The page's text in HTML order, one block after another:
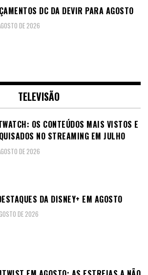
DC DA DEVIR PARA AGOSTO
DE 2026
TELEVISÃO
OS CONTEÚDOS MAIS VISTOS E
NO STREAMING EM JULHO
DE 2026
DA DISNEY+ EM AGOSTO
DE 2026